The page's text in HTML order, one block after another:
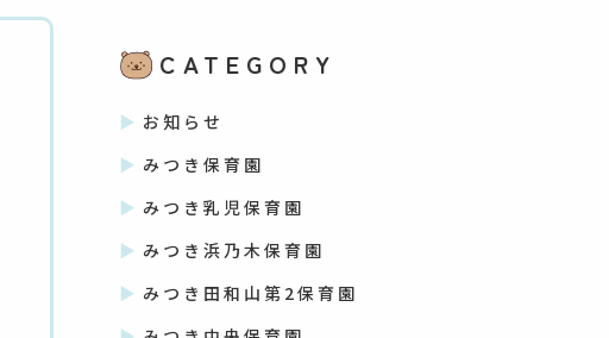
CATEGORY
お知らせ
みつき保育園
みつき乳児保育園
みつき浜乃木保育園
みつき田和山第2保育園